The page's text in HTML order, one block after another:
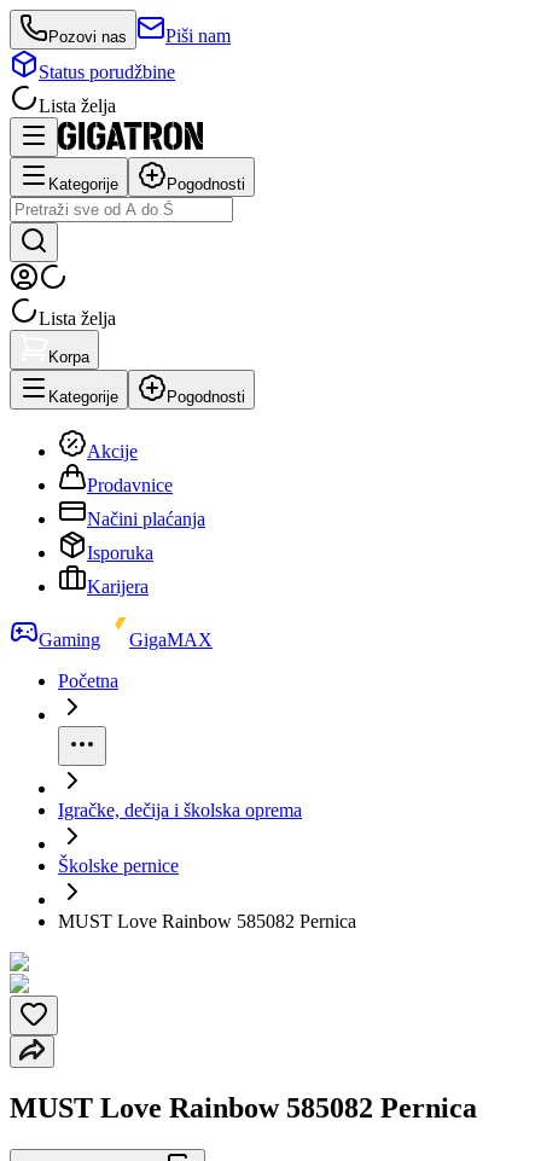
Pozovi nas
Piši nam
Status porudžbine
Lista želja
Kategorije Pogodnosti
Lista želja
Korpa
Kategorije Pogodnosti
Akcije
Prodavnice
Načini plaćanja
Isporuka
Karijera
Gaming
GigaMAX
Početna
Igračke, dečija i školska oprema
Školske pernice
MUST Love Rainbow 585082 Pernica
MUST Love Rainbow 585082 Pernica